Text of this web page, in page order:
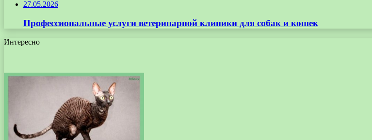
27.05.2026
Профессиональные услуги ветеринарной клиники для собак и кошек
Интересно